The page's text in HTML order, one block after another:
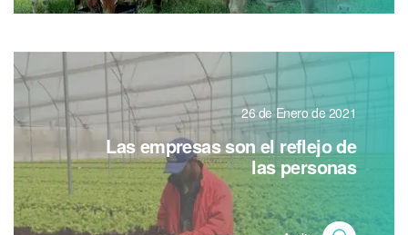
26 de Enero de 2021
Las empresas son el reflejo de
las personas